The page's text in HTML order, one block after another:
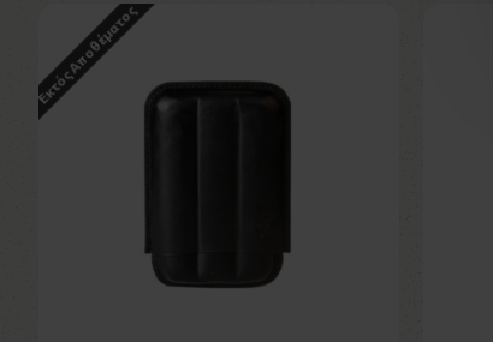
Εκτός Αποθέματος